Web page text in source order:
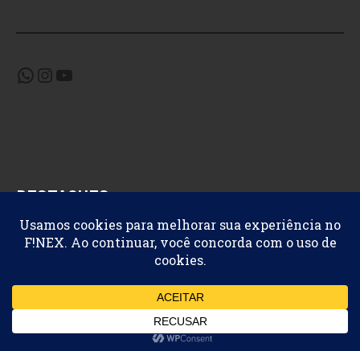
WhatsApp
Instagram
Youtube
DESTAQUES
BenefíciosGrupo GrátisOfertasPromoções
Finance Express © 2026 F!NEX. Um site